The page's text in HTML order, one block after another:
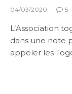
04/03/2020 5
L’Association
dans une note
appeler les